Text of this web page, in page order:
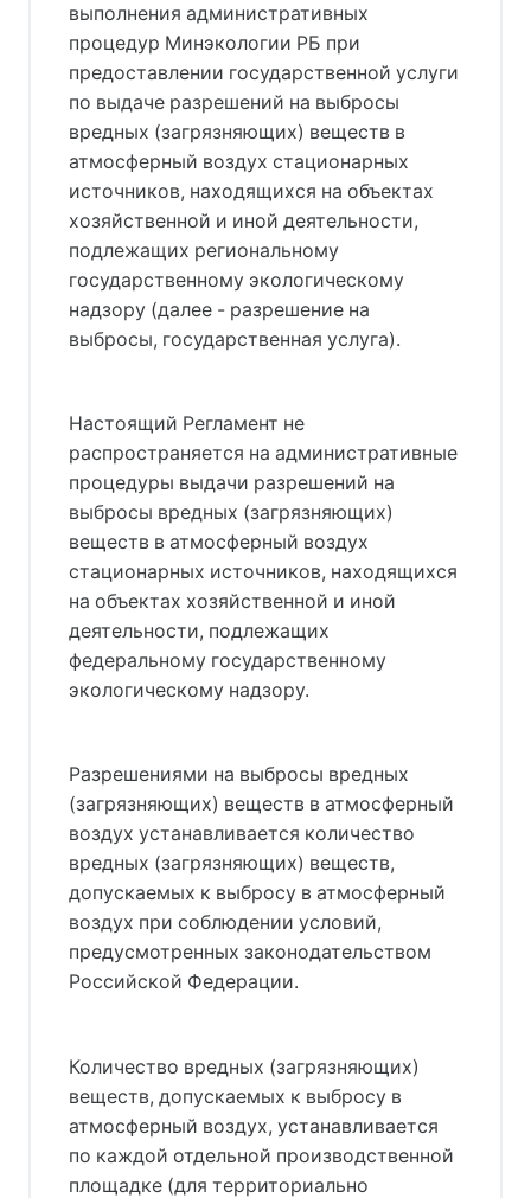
выполнения административных
процедур Минэкологии РБ при
предоставлении государственной услуги
по выдаче разрешений на выбросы
вредных (загрязняющих) веществ в
атмосферный воздух стационарных
источников, находящихся на объектах
хозяйственной и иной деятельности,
подлежащих региональному
государственному экологическому
надзору (далее - разрешение на
выбросы, государственная услуга).
Настоящий Регламент не
распространяется на административные
процедуры выдачи разрешений на
выбросы вредных (загрязняющих)
веществ в атмосферный воздух
стационарных источников, находящихся
на объектах хозяйственной и иной
деятельности, подлежащих
федеральному государственному
экологическому надзору.
Разрешениями на выбросы вредных
(загрязняющих) веществ в атмосферный
воздух устанавливается количество
вредных (загрязняющих) веществ,
допускаемых к выбросу в атмосферный
воздух при соблюдении условий,
предусмотренных законодательством
Российской Федерации.
Количество вредных (загрязняющих)
веществ, допускаемых к выбросу в
атмосферный воздух, устанавливается
по каждой отдельной производственной
площадке (для территориально